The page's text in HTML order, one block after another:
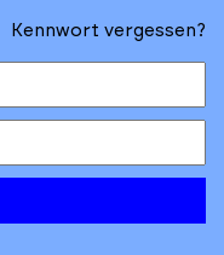
Kennwort vergessen?